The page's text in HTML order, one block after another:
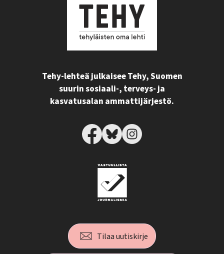
Tehy-lehteä julkaisee Tehy, Suomen
suurin sosiaali-, terveys- ja
kasvatusalan ammattijärjestö.
Tilaa uutiskirje